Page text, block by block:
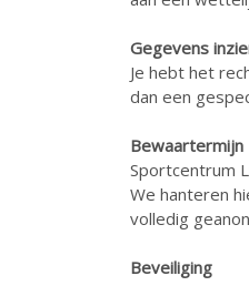
Gegevens
Je hebt het
dan een
Bewaartermijn
Sportcentrum
We hanteren
volledig
Beveiliging